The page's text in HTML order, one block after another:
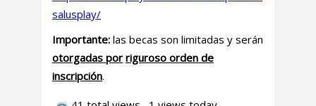
salusplay/
Importante: las becas son limitadas y serán
otorgadas por riguroso orden de
inscripción.